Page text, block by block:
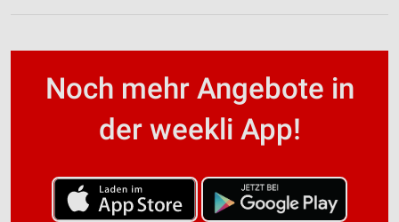
Noch mehr Angebote in
der weekli App!